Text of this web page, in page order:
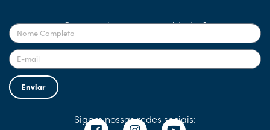
Quer receber nossas novidades?
Enviar
Sigam nossas redes sociais: